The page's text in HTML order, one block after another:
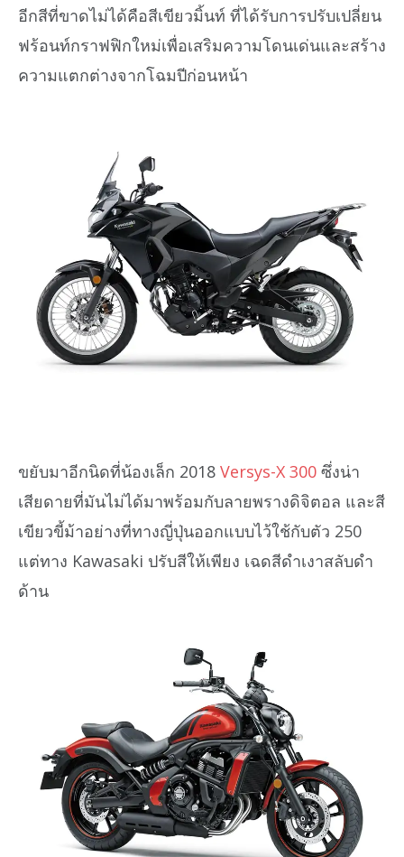
อีกสีที่ขาดไม่ได้คือสีเขียวมิ้นท์ ที่ได้รับการปรับเปลี่ยน
ฟร้อนท์กราฟฟิกใหม่เพื่อเสริมความโดนเด่นและสร้าง
ความแตกต่างจากโฉมปีก่อนหน้า
ขยับมาอีกนิดที่น้องเล็ก 2018 Versys-X 300 ซึ่งน่า
เสียดายที่มันไม่ได้มาพร้อมกับลายพรางดิจิตอล และสี
เขียวขี้ม้าอย่างที่ทางญี่ปุ่นออกแบบไว้ใช้กับตัว 250
แต่ทาง Kawasaki ปรับสีให้เพียง เฉดสีดำเงาสลับดำ
ด้าน